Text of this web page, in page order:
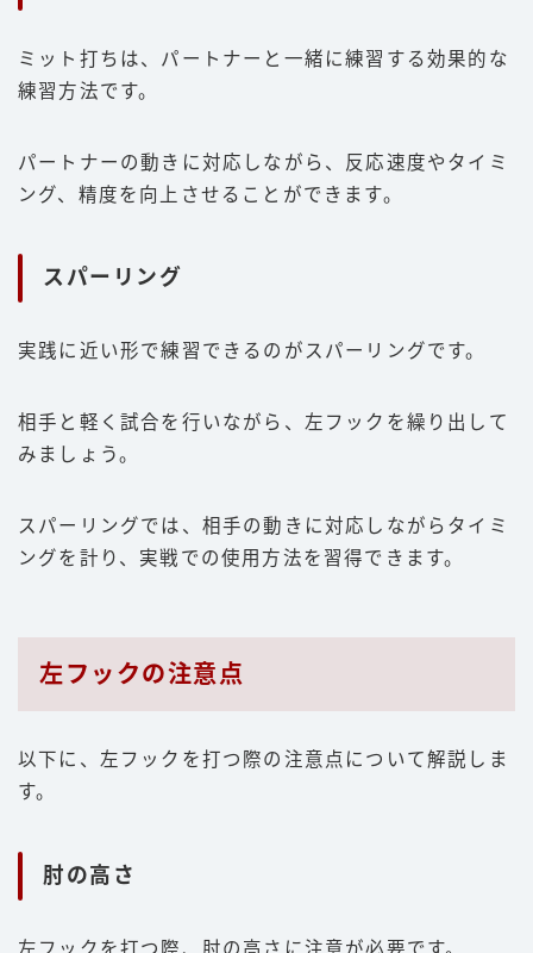
Follow Me
ミット打ちは、パートナーと一緒に練習する効果的な
練習方法です。
パートナーの動きに対応しながら、反応速度やタイミ
ング、精度を向上させることができます。
スパーリング
実践に近い形で練習できるのがスパーリングです。
相手と軽く試合を行いながら、左フックを繰り出して
みましょう。
スパーリングでは、相手の動きに対応しながらタイミ
ングを計り、実戦での使用方法を習得できます。
左フックの注意点
以下に、左フックを打つ際の注意点について解説しま
す。
肘の高さ
左フックを打つ際、肘の高さに注意が必要です。